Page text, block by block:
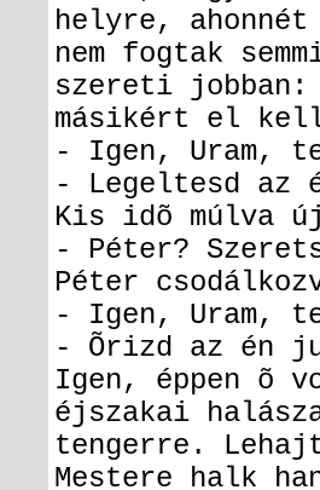
helyre,
nem fogtak
szereti jobban:
másikért el kell
- Igen, Uram,
- Legeltesd az
Kis idõ múlva
- Péter?
Péter
- Igen, Uram,
- Õrizd az én
Igen, éppen õ
éjszakai
tengerre.
Mestere halk